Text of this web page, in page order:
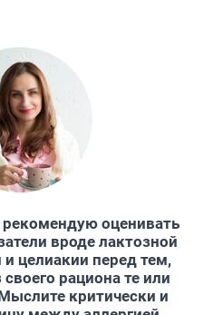
рекомендую оценивать
вроде лактозной
целиакии перед тем,
рациона те или
критически и